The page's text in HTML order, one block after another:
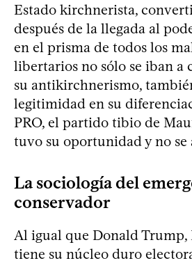
Estado kirchnerista,
después de la llegada al
en el prisma de todos los
libertarios no sólo se iban a
su antikirchnerismo,
legitimidad en su
PRO, el partido tibio de
tuvo su oportunidad y no se
La sociología del
conservador
Al igual que Donald
tiene su núcleo duro